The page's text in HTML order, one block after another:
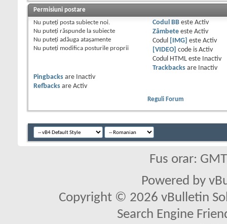
Permisiuni postare
Nu puteţi posta subiecte noi.
Nu puteţi răspunde la subiecte
Nu puteţi adăuga ataşamente
Nu puteţi modifica posturile proprii
Codul BBeste Activ
Zâmbeteeste Activ
Codul
[IMG] este Activ
[VIDEO]
code is Activ
Codul HTML este
Inactiv
Trackbacksare
Inactiv
Pingbacks are
Inactiv
Refbacks are Activ
Reguli Forum
Fus orar:
Powered by
Copyright © 2026 vBulletin
Search Engine